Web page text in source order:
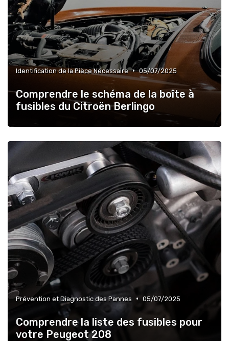
Identification de la Pièce Nécessaire • 05/07/2025
Comprendre le schéma de la boîte à
fusibles du Citroën Berlingo
Prévention et Diagnostic des Pannes • 05/07/2025
Comprendre la liste des fusibles pour
votre Peugeot 208